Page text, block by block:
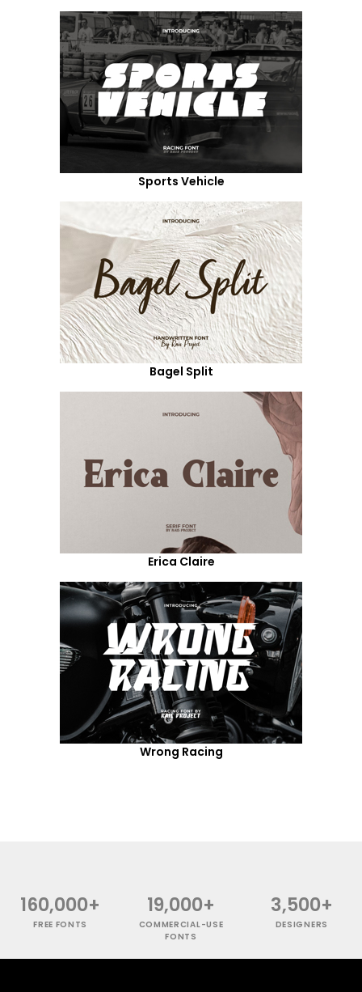
Sports Vehicle
Bagel Split
Erica Claire
Wrong Racing
160,000+
FREE FONTS
19,000+
COMMERCIAL-USE
FONTS
3,500+
DESIGNERS